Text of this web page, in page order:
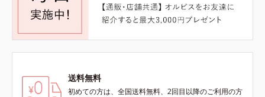
送料無料
初めての方は、全国送料無料、2回目以降のご利用の方